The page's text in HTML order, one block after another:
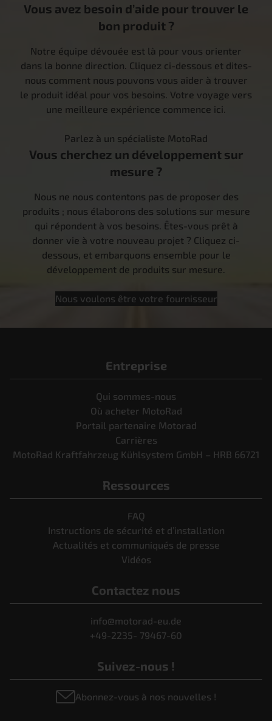
Vous avez besoin d’aide pour trouver le
bon produit ?
Notre équipe dévouée est là pour vous orienter
dans la bonne direction. Cliquez ci-dessous et dites-
nous comment nous pouvons vous aider à trouver
le produit idéal pour vos besoins. Votre voyage vers
une meilleure expérience commence ici.
Parlez à un spécialiste MotoRad
Vous cherchez un développement sur
mesure ?
Nous ne nous contentons pas de proposer des
produits ; nous élaborons des solutions sur mesure
qui répondent à vos besoins. Êtes-vous prêt à
donner vie à votre nouveau projet ? Cliquez ci-
dessous, et embarquons ensemble pour le
développement de produits sur mesure.
Nous voulons être votre fournisseur
Entreprise
Qui sommes-nous
Où acheter MotoRad
Portail partenaire Motorad
Carrières
MotoRad Kraftfahrzeug Kühlsystem GmbH – HRB 66721
Ressources
FAQ
Instructions de sécurité et d’installation
Actualités et communiqués de presse
Vidéos
Contactez nous
info@motorad-eu.de
+49-2235- 79467-60
Suivez-nous !
Abonnez-vous à nos nouvelles !